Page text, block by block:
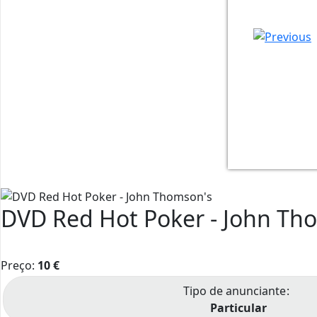
DVD Red Hot Poker - John
Preço: 10€
Tipo de anunciante
Particular